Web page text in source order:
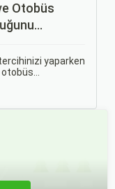
Otobüs
Uygun?yaparken
otobüs